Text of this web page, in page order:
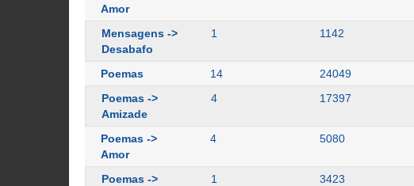
Amor
Mensagens ->
Desabafo
1 1142
Poemas 14 24049
Poemas ->
Amizade
4 17397
Poemas ->
Amor
4 5080
Poemas ->
1 3423